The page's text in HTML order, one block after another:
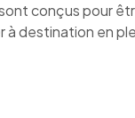
conçus pour
à destination en